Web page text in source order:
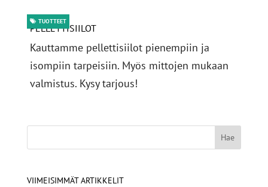
PELLETTISIILOT
TUOTTEET
Kauttamme pellettisiilot pienempiin ja
isompiin tarpeisiin. Myös mittojen mukaan
valmistus. Kysy tarjous!
VIIMEISIMMÄT ARTIKKELIT